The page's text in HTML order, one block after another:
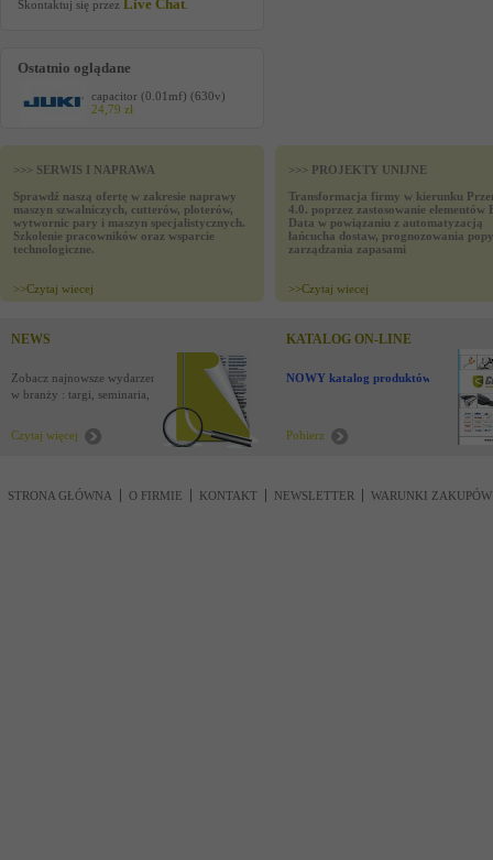
Skontaktuj się przez Live Chat
Ostatnio oglądane
capacitor (0.01mf) (630v)
24,79 zł
>>> SERWIS I NAPRAWA
Sprawdź naszą ofertę w zakresie naprawy
maszyn szwalniczych, cutterów, ploterów,
wytwornic pary i maszyn specjalistycznych.
Szkolenie pracowników oraz wsparcie
technologiczne.
>>Czytaj wiecej
>>> PROJEKTY UNIJNE
Transformacja firmy w kierunku
4.0. poprzez zastosowanie elementów
Data w powiązaniu z automatyzacją
łańcucha dostaw, prognozowania
zarządzania zapasami
>>Czytaj wiecej
NEWS
Zobacz najnowsze wydarzenia
w branży : targi, seminaria,
Czytaj więcej
KATALOG ON-LINE
NOWY katalog produktów !
Pobierz
STRONA GŁÓWNA O FIRMIE KONTAKT NEWSLETTER WARUNKI ZAKUPÓW